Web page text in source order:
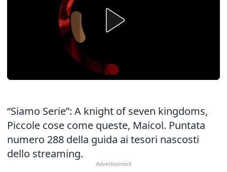
“Siamo Serie”: A knight of seven kingdoms,
Piccole cose come queste, Maicol. Puntata
numero 288 della guida ai tesori nascosti
dello streaming.